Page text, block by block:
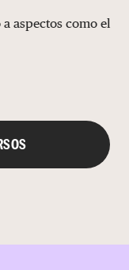
aspectos como el